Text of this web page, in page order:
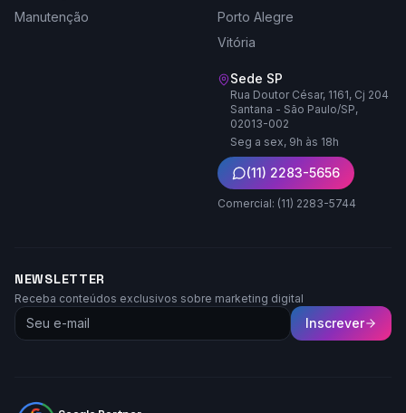
Manutenção
Porto Alegre
Vitória
Sede SP
Rua Doutor César, 1161, Cj 204
Santana - São Paulo/SP,
02013-002
Seg a sex, 9h às 18h
(11) 2283-5656
Comercial: (11) 2283-5744
NEWSLETTER
Receba conteúdos exclusivos sobre marketing digital
Inscrever